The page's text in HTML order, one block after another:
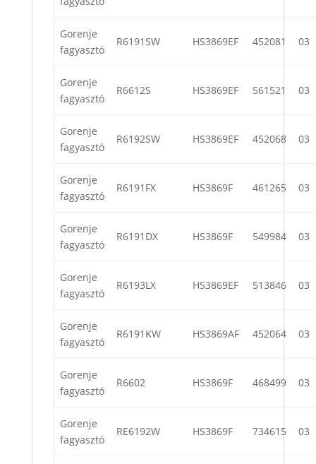
Gorenje
fagyasztó
R6191SW HS3869EF 452081 03
Gorenje
fagyasztó
R6612S HS3869EF 561521 03
Gorenje
fagyasztó
R6192SW HS3869EF 452068 03
Gorenje
fagyasztó
R6191FX HS3869F 461265 03
Gorenje
fagyasztó
R6191DX HS3869F 549984 03
Gorenje
fagyasztó
R6193LX HS3869EF 513846 03
Gorenje
fagyasztó
R6191KW HS3869AF 452064 03
Gorenje
fagyasztó
R6602 HS3869F 468499 03
Gorenje
fagyasztó
RE6192W HS3869F 734615 03